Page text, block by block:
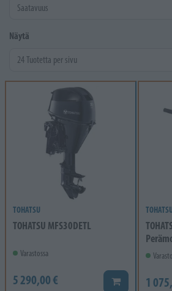
Näytä
TOHATSU
TOHATSU MFS30DETL
Varastossa
5 290,00 € Lisää koriin
TOHATSU
1